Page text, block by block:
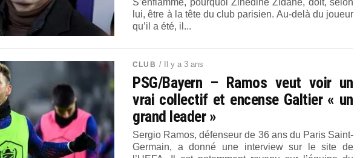
S’enflamme, pourquoi Zinédine Zidane, doit, selon
lui, être à la tête du club parisien. Au-delà du joueur
qu’il a été, il...
CLUB / Il y a 3 ans
PSG/Bayern – Ramos veut voir un
vrai collectif et encense Galtier « un
grand leader »
Sergio Ramos, défenseur de 36 ans du Paris Saint-
Germain, a donné une interview sur le site de